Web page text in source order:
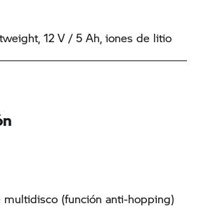
12 V / 5 Ah, iones de litio
multidisco (función anti-hopping)